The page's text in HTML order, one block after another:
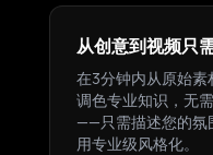
从创意到视频只
在3分钟内从原始
调色专业知识，无
——只需描述您的氛
用专业级风格化。